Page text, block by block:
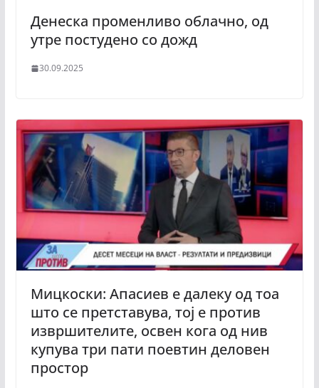
Денеска променливо облачно, од
утре постудено со дожд
30.09.2025
Мицкоски: Апасиев е далеку од тоа
што се претставува, тој е против
извршителите, освен кога од нив
купува три пати поевтин деловен
простор